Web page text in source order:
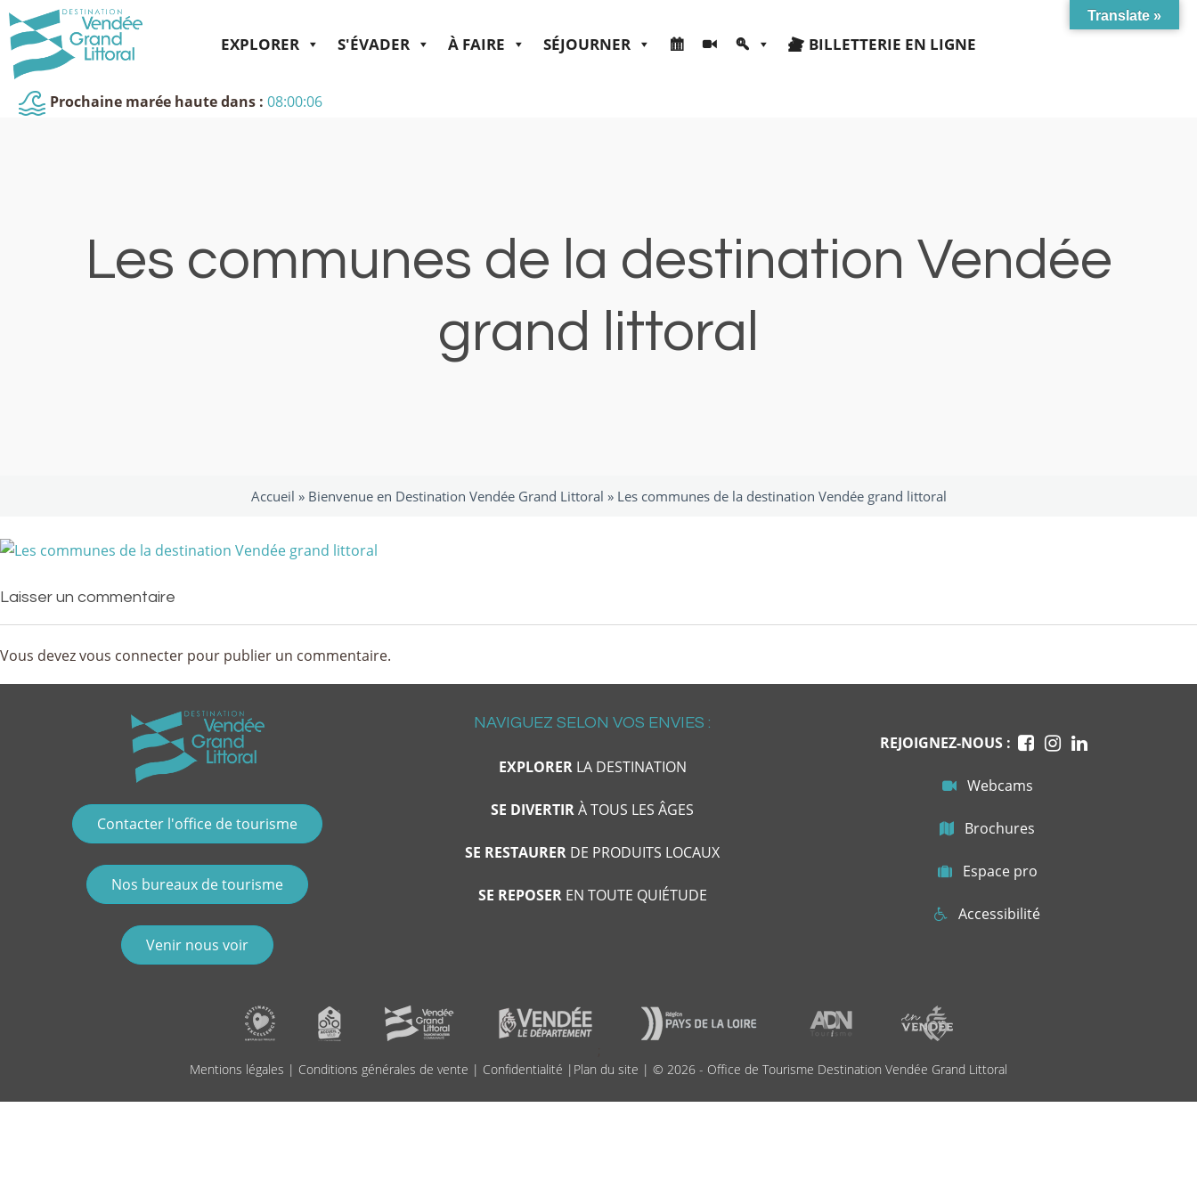
EXPLORER S'ÉVADER À FAIRE SÉJOURNER BILLETTERIE EN LIGNE
Prochaine marée haute dans : 08:00:06
Les communes de la destination Vendée
grand littoral
Accueil » Bienvenue en Destination Vendée Grand Littoral » Les communes de la destination Vendée grand littoral
Laisser un commentaire
Vous devezvous connecter pour publier un commentaire.
Contacter l'office de tourisme
Nos bureaux de tourisme
Venir nous voir
NAVIGUEZ SELON VOS ENVIES :
EXPLORERLA DESTINATION
SE DIVERTIRÀ TOUS LES ÂGES
SE RESTAURER DE PRODUITS LOCAUX
SE REPOSEREN TOUTE QUIÉTUDE
REJOIGNEZ-NOUS :
Webcams
Brochures
Espace pro
Accessibilité
Mentions légales | Conditions générales de vente | Confidentialité | Plan du site | © 2026 - Office de Tourisme Destination Vendée Grand Littoral
Translate »